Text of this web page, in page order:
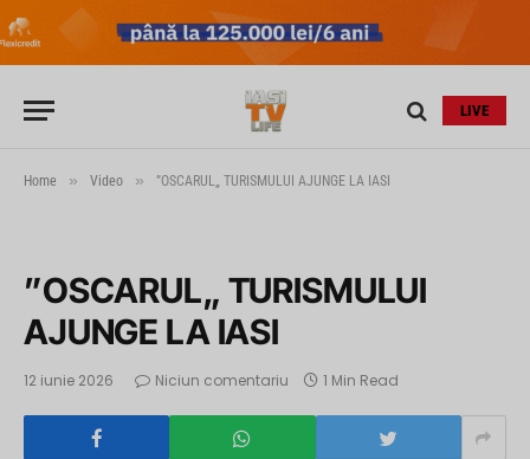
LIVE
Home » Video » ”OSCARUL„ TURISMULUI AJUNGE LA IASI
”OSCARUL„ TURISMULUI
AJUNGE LA IASI
12 iunie 2026 Niciun comentariu 1 Min Read